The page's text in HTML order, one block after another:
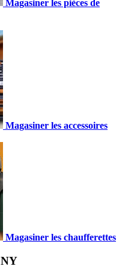
Magasiner les pièces de
Magasiner les accessoires
Magasiner les chaufferettes